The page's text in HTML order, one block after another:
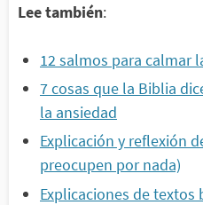
Lee también:
12 salmos para calmar
7 cosas que la Biblia
la ansiedad
Explicación y reflexión
preocupen por nada)
Explicaciones de textos